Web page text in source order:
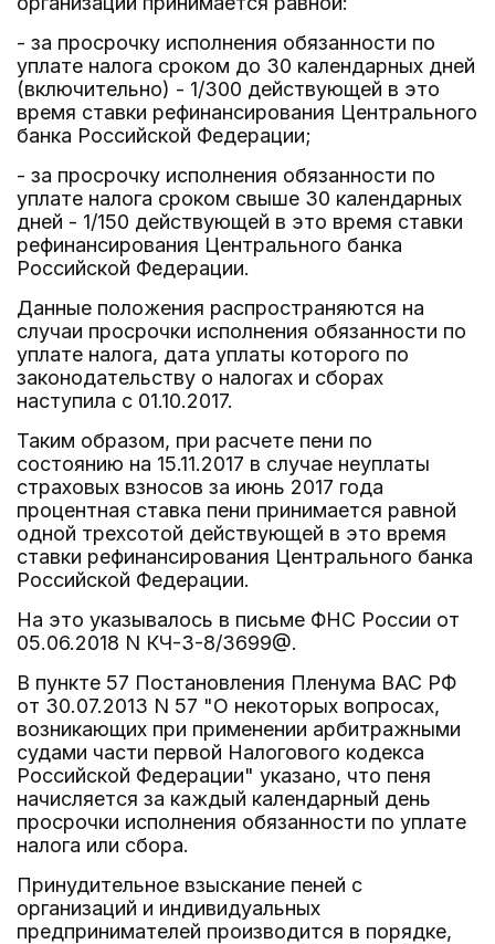
- за просрочку исполнения обязанности по
уплате налога сроком до 30 календарных дней
(включительно) - 1/300 действующей в это
время ставки рефинансирования Центрального
банка Российской Федерации;
- за просрочку исполнения обязанности по
уплате налога сроком свыше 30 календарных
дней - 1/150 действующей в это время ставки
рефинансирования Центрального банка
Российской Федерации.
Данные положения распространяются на
случаи просрочки исполнения обязанности по
уплате налога, дата уплаты которого по
законодательству о налогах и сборах
наступила с 01.10.2017.
Таким образом, при расчете пени по
состоянию на 15.11.2017 в случае неуплаты
страховых взносов за июнь 2017 года
процентная ставка пени принимается равной
одной трехсотой действующей в это время
ставки рефинансирования Центрального банка
Российской Федерации.
На это указывалось в письме ФНС России от
05.06.2018 N КЧ-3-8/3699@.
В пункте 57 Постановления Пленума ВАС РФ
от 30.07.2013 N 57 "О некоторых вопросах,
возникающих при применении арбитражными
судами части первой Налогового кодекса
Российской Федерации" указано, что пеня
начисляется за каждый календарный день
просрочки исполнения обязанности по уплате
налога или сбора.
Принудительное взыскание пеней с
организаций и индивидуальных
предпринимателей производится в порядке,